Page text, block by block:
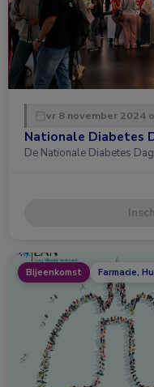
vr 8 november 2024
Nationale Diabetes
De Nationale Diabetes
Bijeenkomst Farmacie,